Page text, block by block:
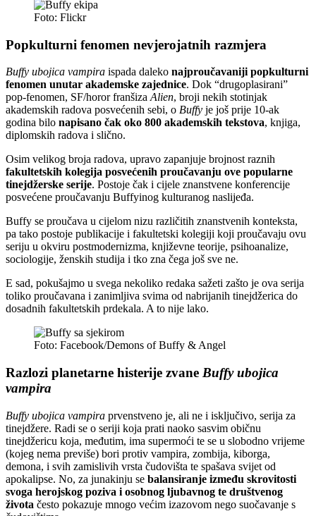
Foto: Flickr
Popkulturni fenomen nevjerojatnih razmjera
Buffy ubojica vampira ispada daleko najproučavaniji popkulturni
fenomen unutar akademske zajednice. Dok “drugoplasirani”
pop-fenomen, SF/horor franšiza Alien, broji nekih stotinjak
akademskih radova posvećenih sebi, o Buffy je još prije 10-ak
godina bilo napisano čak oko 800 akademskih tekstova, knjiga,
diplomskih radova i slično.
Osim velikog broja radova, upravo zapanjuje brojnost raznih
fakultetskih kolegija posvećenih proučavanju ove popularne
tinejdžerske serije. Postoje čak i cijele znanstvene konferencije
posvećene proučavanju Buffyinog kulturanog naslijeđa.
Buffy se proučava u cijelom nizu različitih znanstvenih konteksta,
pa tako postoje publikacije i fakultetski kolegiji koji proučavaju ovu
seriju u okviru postmodernizma, književne teorije, psihoanalize,
sociologije, ženskih studija i tko zna čega još sve ne.
E sad, pokušajmo u svega nekoliko redaka sažeti zašto je ova serija
toliko proučavana i zanimljiva svima od nabrijanih tinejdžerica do
dosadnih fakultetskih prdekala. A to nije lako.
Foto: Facebook/Demons of Buffy & Angel
Razlozi planetarne histerije zvane Buffy ubojica
vampira
Buffy ubojica vampira prvenstveno je, ali ne i isključivo, serija za
tinejdžere. Radi se o seriji koja prati naoko sasvim običnu
tinejdžericu koja, međutim, ima supermoći te se u slobodno vrijeme
(kojeg nema previše) bori protiv vampira, zombija, kiborga,
demona, i svih zamislivih vrsta čudovišta te spašava svijet od
apokalipse. No, za junakinju se balansiranje između skrovitosti
svoga herojskog poziva i osobnog ljubavnog te društvenog
života često pokazuje mnogo većim izazovom nego suočavanje s